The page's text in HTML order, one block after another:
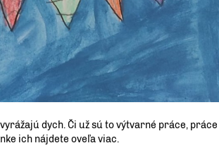
dych. Či už sú to výtvarné práce,
ich nájdete oveľa viac.